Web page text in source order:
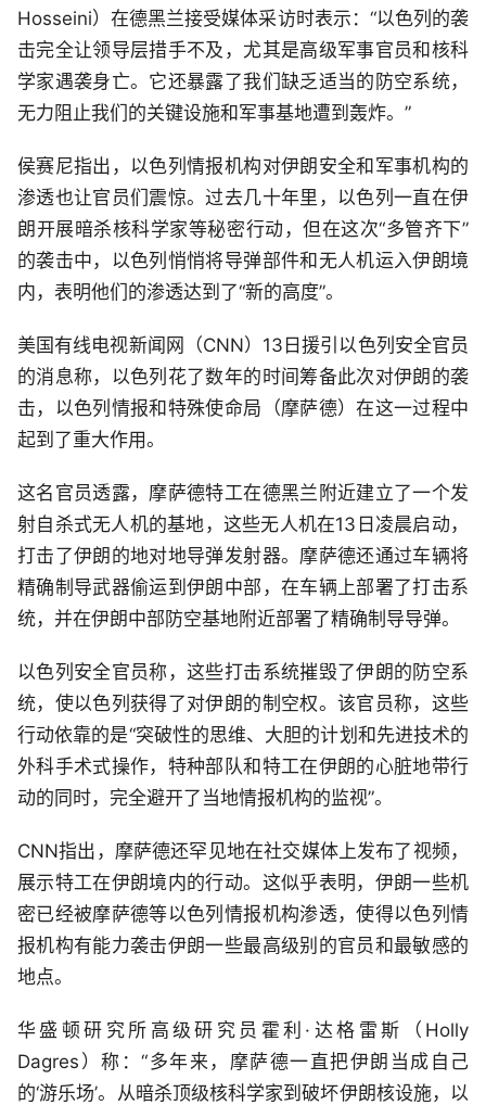
Hosseini）在德黑兰接受媒体采访时表示：“以色列的袭
击完全让领导层措手不及，尤其是高级军事官员和核科
学家遇袭身亡。它还暴露了我们缺乏适当的防空系统，
无力阻止我们的关键设施和军事基地遭到轰炸。”
侯赛尼指出，以色列情报机构对伊朗安全和军事机构的
渗透也让官员们震惊。过去几十年里，以色列一直在伊
朗开展暗杀核科学家等秘密行动，但在这次“多管齐下”
的袭击中，以色列悄悄将导弹部件和无人机运入伊朗境
内，表明他们的渗透达到了“新的高度”。
美国有线电视新闻网（CNN）13日援引以色列安全官员
的消息称，以色列花了数年的时间筹备此次对伊朗的袭
击，以色列情报和特殊使命局（摩萨德）在这一过程中
起到了重大作用。
这名官员透露，摩萨德特工在德黑兰附近建立了一个发
射自杀式无人机的基地，这些无人机在13日凌晨启动，
打击了伊朗的地对地导弹发射器。摩萨德还通过车辆将
精确制导武器偷运到伊朗中部，在车辆上部署了打击系
统，并在伊朗中部防空基地附近部署了精确制导导弹。
以色列安全官员称，这些打击系统摧毁了伊朗的防空系
统，使以色列获得了对伊朗的制空权。该官员称，这些
行动依靠的是“突破性的思维、大胆的计划和先进技术的
外科手术式操作，特种部队和特工在伊朗的心脏地带行
动的同时，完全避开了当地情报机构的监视”。
CNN指出，摩萨德还罕见地在社交媒体上发布了视频，
展示特工在伊朗境内的行动。这似乎表明，伊朗一些机
密已经被摩萨德等以色列情报机构渗透，使得以色列情
报机构有能力袭击伊朗一些最高级别的官员和最敏感的
地点。
华盛顿研究所高级研究员霍利·达格雷斯（Holly
Dagres）称：“多年来，摩萨德一直把伊朗当成自己
的‘游乐场’。从暗杀顶级核科学家到破坏伊朗核设施，以